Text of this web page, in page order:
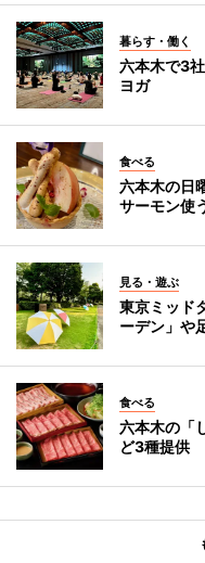
暮らす・働く
六本木で3
ヨガ
食べる
六本木の日
サーモン使
見る・遊ぶ
東京ミッド
ーデン」や
食べる
六本木の「
ど3種提供